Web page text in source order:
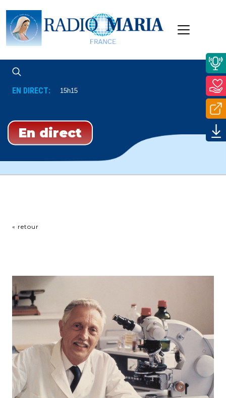
EN DIRECT:
À 15h15 Et À 15h15
En direct
« retour